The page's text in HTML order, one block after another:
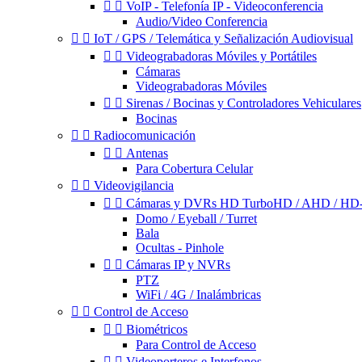
  VoIP - Telefonía IP - Videoconferencia
Audio/Video Conferencia
  IoT / GPS / Telemática y Señalización Audiovisual
  Videograbadoras Móviles y Portátiles
Cámaras
Videograbadoras Móviles
  Sirenas / Bocinas y Controladores Vehiculares
Bocinas
  Radiocomunicación
  Antenas
Para Cobertura Celular
  Videovigilancia
  Cámaras y DVRs HD TurboHD / AHD /
Domo / Eyeball / Turret
Bala
Ocultas - Pinhole
  Cámaras IP y NVRs
PTZ
WiFi / 4G / Inalámbricas
  Control de Acceso
  Biométricos
Para Control de Acceso